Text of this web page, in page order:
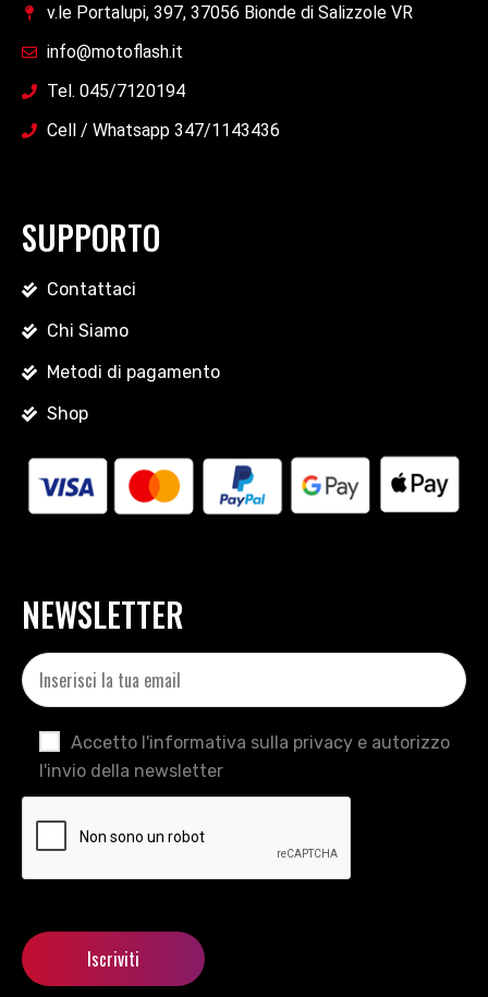
v.le Portalupi, 397, 37056 Bionde di Salizzole VR
info@motoflash.it
Tel. 045/7120194
Cell / Whatsapp 347/1143436
SUPPORTO
Contattaci
Chi Siamo
Metodi di pagamento
Shop
NEWSLETTER
Accetto l'informativa sulla privacy e autorizzo
l'invio della newsletter